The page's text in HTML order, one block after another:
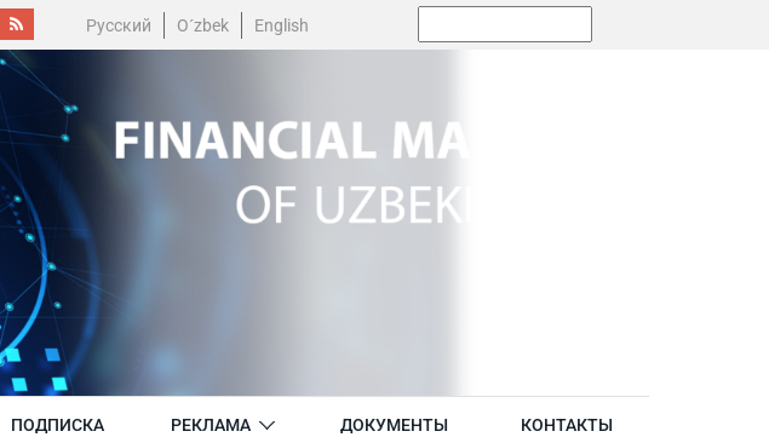
Русский O´zbek English
ПОДПИСКА РЕКЛАМА ДОКУМЕНТЫ КОНТАКТЫ